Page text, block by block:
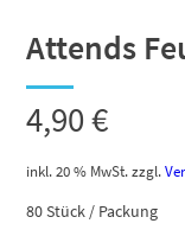
Attends
4,90€
inkl. 20 % MwSt. zzgl.
80 Stück / Packung